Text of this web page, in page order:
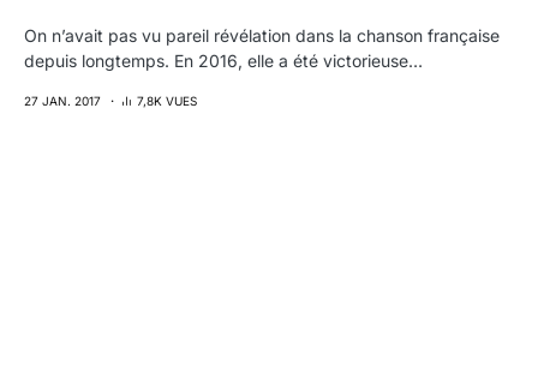
On n’avait pas vu pareil révélation dans la chanson française
depuis longtemps. En 2016, elle a été victorieuse…
27 JAN. 2017 7,8K VUES